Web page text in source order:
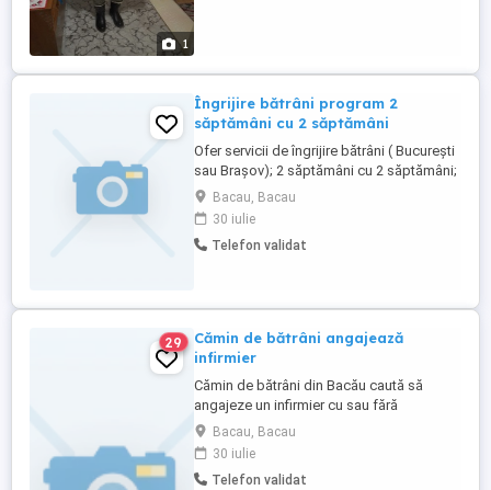
1
Îngrijire bătrâni program 2
săptămâni cu 2 săptămâni
Ofer servicii de îngrijire bătrâni ( București
sau Brașov); 2 săptămâni cu 2 săptămâni;
experiență 20 ani în acest domeniu.
Bacau, Bacau
30 iulie
Telefon validat
29
Cămin de bătrâni angajează
infirmier
Cămin de bătrâni din Bacău caută să
angajeze un infirmier cu sau fără
experiență. Program de lucru în ture,
salariu atractiv. Pentru mai multe detalii
sunați la numărul de telefon.
Bacau, Bacau
30 iulie
Telefon validat